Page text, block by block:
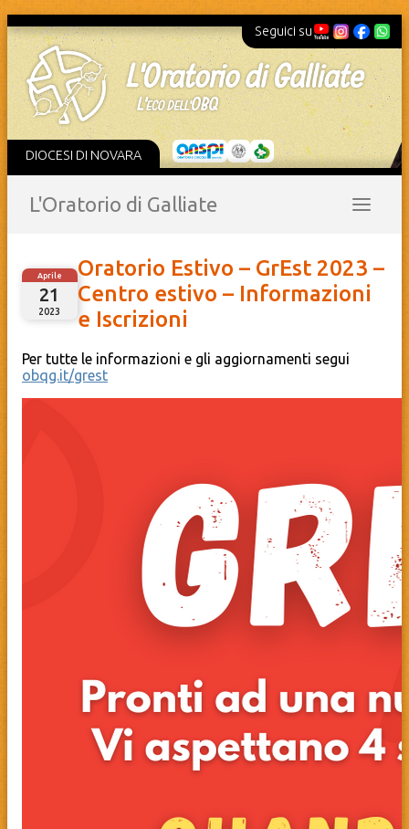
Seguici su
DIOCESI DI NOVARA
L'Oratorio di Galliate
Aprile
21
2023
Oratorio Estivo – GrEst 2023 –
Centro estivo – Informazioni
e Iscrizioni
Per tutte le informazioni e gli aggiornamenti segui
obqg.it/grest